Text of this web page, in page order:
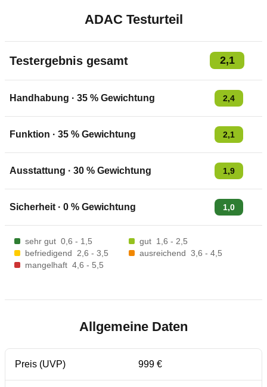
ADAC Testurteil
Testergebnis gesamt 2,1
Handhabung · 35 % Gewichtung 2,4
Funktion · 35 % Gewichtung 2,1
Ausstattung · 30 % Gewichtung 1,9
Sicherheit · 0 % Gewichtung 1,0
sehr gut 0,6 - 1,5 gut 1,6 - 2,5
befriedigend
2,6 - 3,5 ausreichend 3,6 - 4,5
mangelhaft 4,6 - 5,5
Allgemeine Daten
Preis (UVP) 999 €